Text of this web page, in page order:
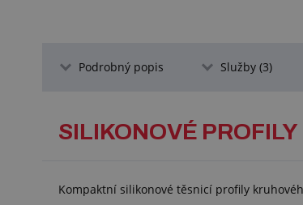
Podrobný popis Služby (3)
SILIKONOVÉ
Kompaktní silikonové těsnicí profily